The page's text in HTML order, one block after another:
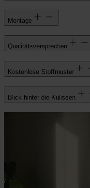
Montage
Qualitätsversprechen
Kostenlose Stoffmuster
Blick hinter die Kulissen